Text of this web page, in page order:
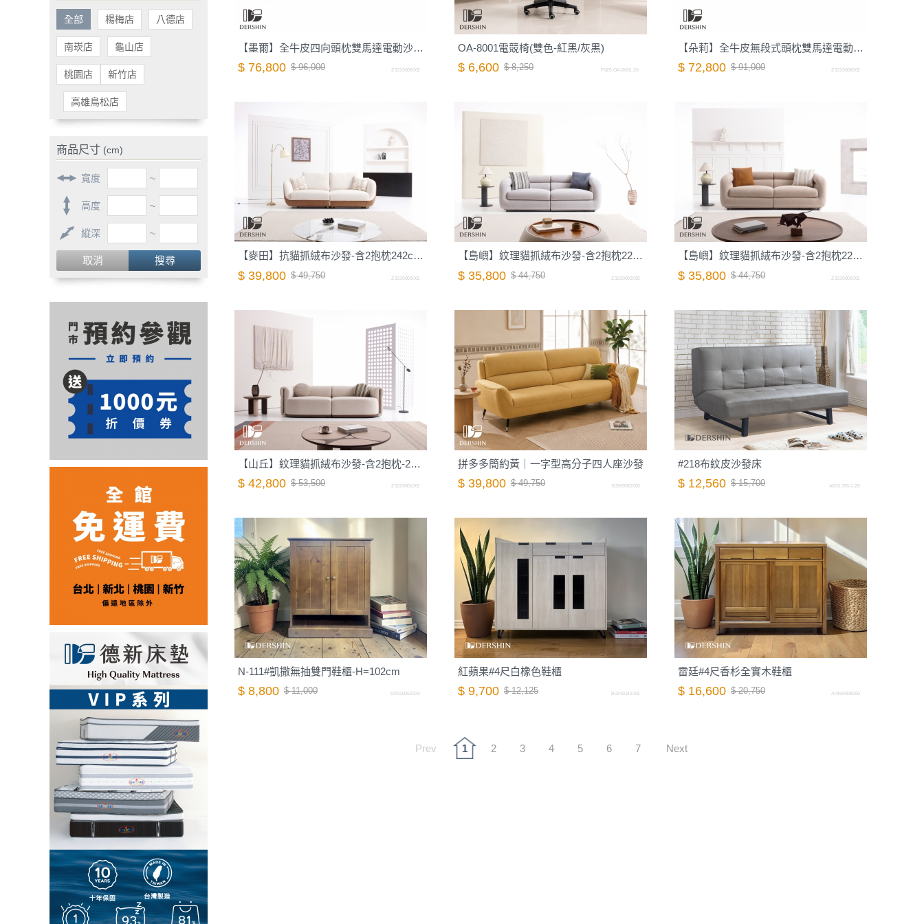
全部 楊梅店 八德店
南崁店 龜山店
桃園店 新竹店
高雄鳥松店
商品尺寸 (cm)
寬度 ~
高度 ~
縱深 ~
取消 搜尋
【墨爾】全牛皮四向頭枕雙馬達電動沙發-212cm-摩卡棕｜德新家具
$ 76,800 $ 96,000 Z1010009002
OA-8001電競椅(雙色-紅黑/灰黑)
$ 6,600 $ 8,250 F025.OA-8001.26
【朵莉】全牛皮無段式頭枕雙馬達電動沙發-198cm-摩卡棕｜德新家具
$ 72,800 $ 91,000 Z1010008002
【麥田】抗貓抓絨布沙發-含2抱枕242cm-棉花白｜德新家具
$ 39,800 $ 49,750 Z1020003001
【島嶼】紋理貓抓絨布沙發-含2抱枕220cm-岩石灰｜德新家具
$ 35,800 $ 44,750 Z1020002002
【島嶼】紋理貓抓絨布沙發-含2抱枕220cm-蜜茶棕｜德新家具
$ 35,800 $ 44,750 Z1020002001
【山丘】紋理貓抓絨布沙發-含2抱枕-240cm-大麥白｜德新家具
$ 42,800 $ 53,500 Z1020001001
拼多多簡約黃｜一字型高分子四人座沙發
$ 39,800 $ 49,750 S0560032000
#218布紋皮沙發床
$ 12,560 $ 15,700 A003.726-1.26
N-111#凱撒無抽雙門鞋櫃-H=102cm
$ 8,800 $ 11,000 D0020062000
紅蘋果#4尺白橡色鞋櫃
$ 9,700 $ 12,125 B0240141001
雷廷#4尺香杉全實木鞋櫃
$ 16,600 $ 20,750 A0460008000
Prev 1 2 3 4 5 6 7 Next